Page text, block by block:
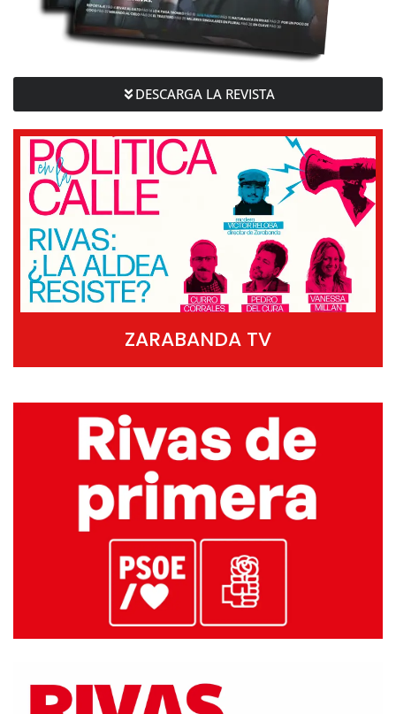
DESCARGA LA REVISTA
ZARABANDA TV